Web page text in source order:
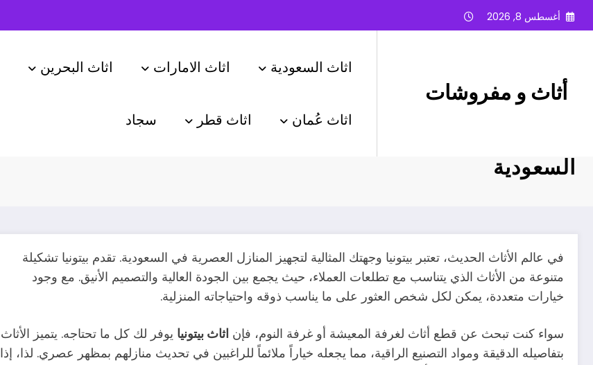
التجاوز
أغسطس 8, 2026
أثاث و مفروشات
اثاث السعودية اثاث الامارات اثاث البحرين
اثاث عُمان اثاث قطر سجاد
السعودية
في عالم الأثاث الحديث، تعتبر بيتونيا وجهتك المثالية لتجهيز المنازل العصرية في السعودية. تقدم بيتونيا تشكيلة
متنوعة من الأثاث الذي يتناسب مع تطلعات العملاء، حيث يجمع بين الجودة العالية والتصميم الأنيق. مع وجود
خيارات متعددة، يمكن لكل شخص العثور على ما يناسب ذوقه واحتياجاته المنزلية.
سواء كنت تبحث عن قطع أثاث لغرفة المعيشة أو غرفة النوم، فإن اثاث بيتونيا يوفر لك كل ما تحتاجه. يتميز الأثاث
بتفاصيله الدقيقة ومواد التصنيع الراقية، مما يجعله خياراً ملائماً للراغبين في تحديث منازلهم بمظهر عصري. لذا، إذا